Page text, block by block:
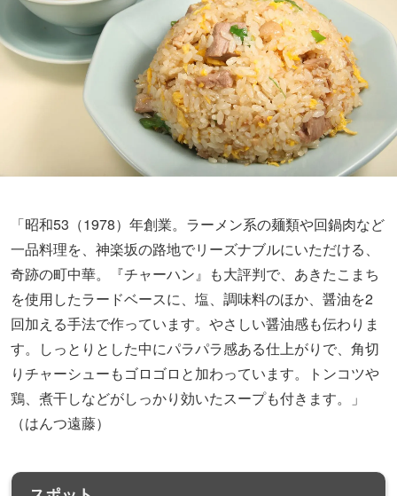
「昭和53（1978）年創業。ラーメン系の麺類や回鍋肉など
一品料理を、神楽坂の路地でリーズナブルにいただける、
奇跡の町中華。『チャーハン』も大評判で、あきたこまち
を使用したラードベースに、塩、調味料のほか、醤油を2
回加える手法で作っています。やさしい醤油感も伝わりま
す。しっとりとした中にパラパラ感ある仕上がりで、角切
りチャーシューもゴロゴロと加わっています。トンコツや
鶏、煮干しなどがしっかり効いたスープも付きます。」
（はんつ遠藤）